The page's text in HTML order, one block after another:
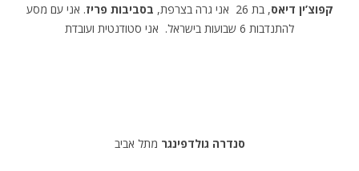
קפוצ’ין דיאס, בת 26 אני גרה בצרפת, בסביבות פריז. אני עם מסע
להתנדבות 6 שבועות בישראל. אני סטודנטית ועובדת
סנדרה גולדפינגר מתל אביב